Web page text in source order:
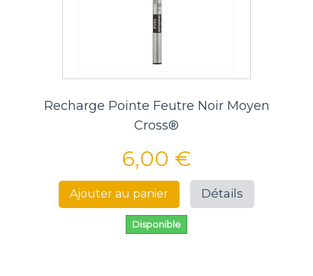
Recharge Pointe Feutre Noir Moyen
Cross®
6,00 €
Ajouter au panier Détails
Disponible